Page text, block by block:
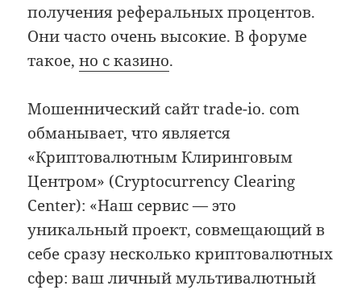
получения реферальных процентов.
Они часто очень высокие. В форуме
такое,но с казино.
Мошеннический сайт trade-io. com
обманывает, что является
«Криптовалютным Клиринговым
Центром» (Cryptocurrency Clearing
Center): «Наш сервис — это
уникальный проект, совмещающий в
себе сразу несколько криптовалютных
сфер: ваш личный мультивалютный